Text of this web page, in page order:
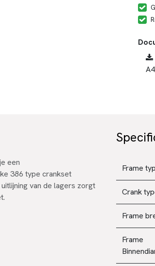
een
386 type crankset
van de lagers zorgt
Frame
Crank
Frame
Frame